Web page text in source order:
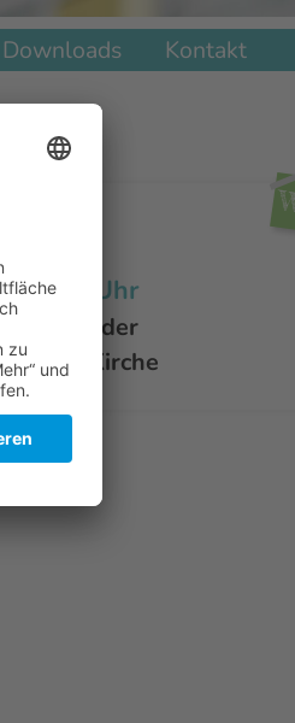
Downloads Kontakt
10:30 Uhr
in der
Kirche